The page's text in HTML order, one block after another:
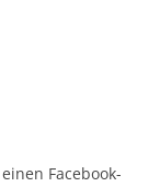
Facebook-